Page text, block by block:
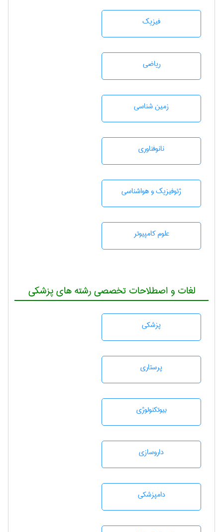
فیزیک
رياضی
زمين شناسی
نانوفناوری
ژئوفيزيك و هواشناسی
علوم کامپیوتر
لغات و اصطلاحات تخصصی رشته های پزشکی
پزشكی
پرستاری
بيوتكنولوژی
داروسازی
دامپزشكی